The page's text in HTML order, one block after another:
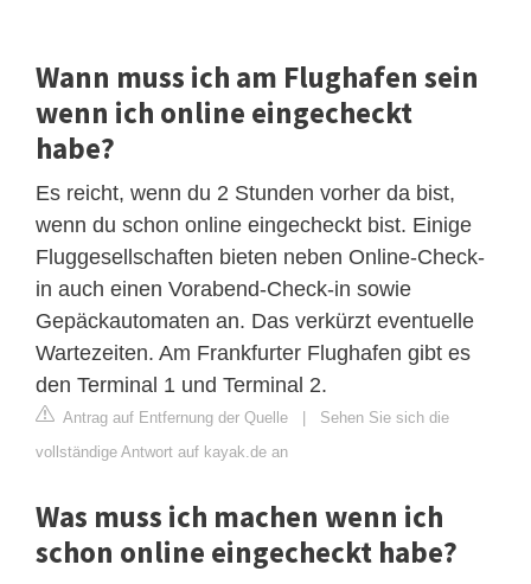
Wann muss ich am Flughafen sein
wenn ich online eingecheckt
habe?
Es reicht, wenn du 2 Stunden vorher da bist,
wenn du schon online eingecheckt bist. Einige
Fluggesellschaften bieten neben Online-Check-
in auch einen Vorabend-Check-in sowie
Gepäckautomaten an. Das verkürzt eventuelle
Wartezeiten. Am Frankfurter Flughafen gibt es
den Terminal 1 und Terminal 2.
Antrag auf Entfernung der Quelle
Sehen Sie sich die
vollständige Antwort auf kayak.de an
Was muss ich machen wenn ich
schon online eingecheckt habe?